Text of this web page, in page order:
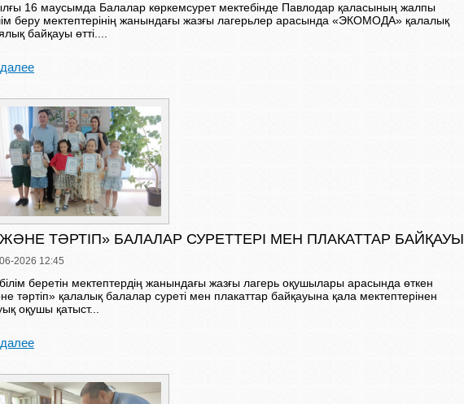
16 маусымда Балалар көркемсурет мектебінде Павлодар қаласының жалпы
беру мектептерінің жанындағы жазғы лагерьлер арасында «ЭКОМОДА» қалалық
байқауы өтті....
ТӘРТІП» БАЛАЛАР СУРЕТТЕРІ МЕН ПЛАКАТТАР БАЙҚАУЫ
2026 12:45
беретін мектептердің жанындағы жазғы лагерь оқушылары арасында өткен
тәртіп» қалалық балалар суреті мен плакаттар байқауына қала мектептерінен
оқушы қатыст...